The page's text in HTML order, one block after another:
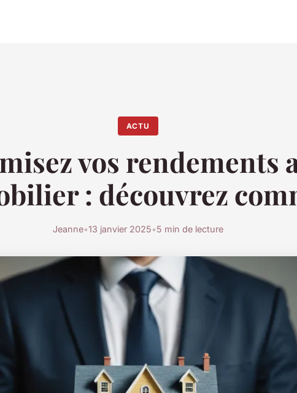
ACTU
vos rendements
: découvrez
Jeanne•13 janvier 2025•5 min de lecture